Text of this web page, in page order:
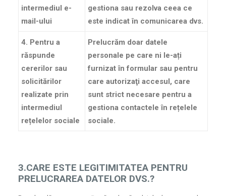
intermediul e-
mail-ului
gestiona sau rezolva ceea ce
este indicat în comunicarea dvs.
4. Pentru a
răspunde
cererilor sau
solicitărilor
realizate prin
intermediul
rețelelor sociale
Prelucrăm doar datele
personale pe care ni le-ați
furnizat în formular sau pentru
care autorizaţi accesul, care
sunt strict necesare pentru a
gestiona contactele în rețelele
sociale.
3.CARE ESTE LEGITIMITATEA PENTRU
PRELUCRAREA DATELOR DVS.?